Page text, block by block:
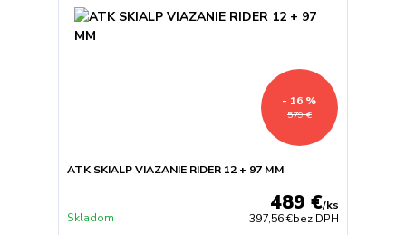
579 €
- 16 %
ATK SKIALP VIAZANIE RIDER 12 + 97 MM
489 €/ks
397,56 €bez DPH
Skladom